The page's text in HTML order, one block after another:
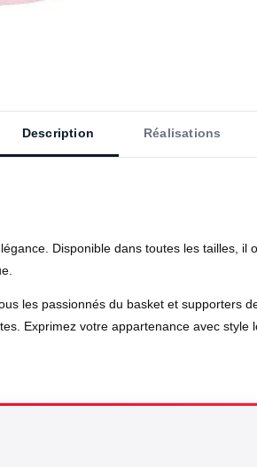
Description Réalisations
Disponible dans toutes les tailles,
les passionnés du basket et supporters
Exprimez votre appartenance avec style